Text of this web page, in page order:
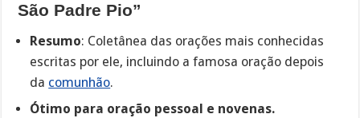
São Padre Pio”
Resumo: Coletânea das orações mais conhecidas
escritas por ele, incluindo a famosa oração depois
da comunhão.
Ótimo para oração pessoal e novenas.